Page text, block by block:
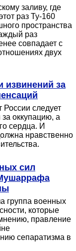
заливу, где
раз Ту-160
пространства
раз
совпадает с
двух
извинений за
России следует
оккупацию, а
сердца. И
нравственно
сил
группа военных
которые
правление
сепаратизма в